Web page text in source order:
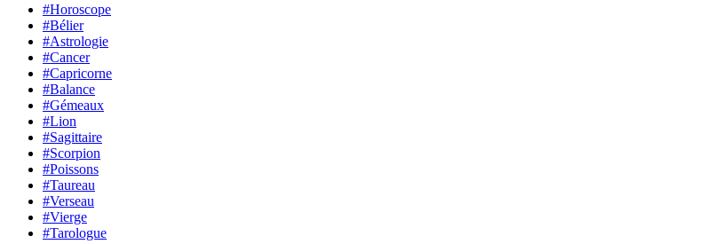
#Horoscope
#Bélier
#Astrologie
#Cancer
#Capricorne
#Balance
#Gémeaux
#Lion
#Sagittaire
#Scorpion
#Poissons
#Taureau
#Verseau
#Vierge
#Tarologue